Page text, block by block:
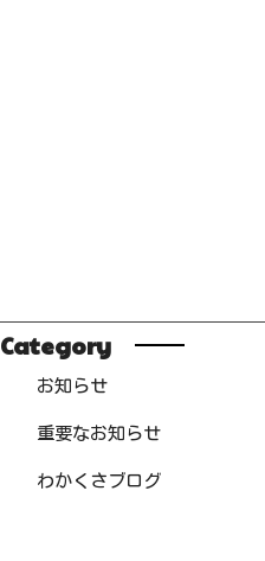
Category
お知らせ
重要なお知らせ
わかくさブログ